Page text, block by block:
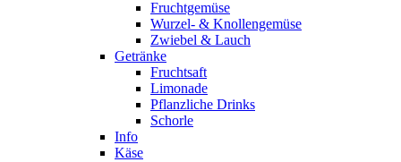
Fruchtgemüse
Wurzel- & Knollengemüse
Zwiebel & Lauch
Getränke
Fruchtsaft
Limonade
Pflanzliche Drinks
Schorle
Info
Käse